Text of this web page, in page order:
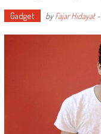
Gadget byFajar Hidayat-